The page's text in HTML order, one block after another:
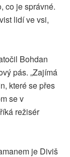
co je správné.
lidí ve vsi,
Bohdan
pás. „Zajímá
které se přes
se v
režisér
je Diviš